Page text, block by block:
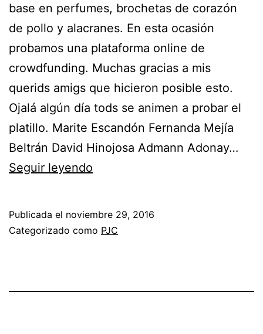
base en perfumes, brochetas de corazón
de pollo y alacranes. En esta ocasión
probamos una plataforma online de
crowdfunding. Muchas gracias a mis
querids amigs que hicieron posible esto.
Ojalá algún día tods se animen a probar el
platillo. Marite Escandón Fernanda Mejía
Beltrán David Hinojosa Admann Adonay…
Seguir leyendo
Publicada el noviembre 29, 2016
Categorizado como PJC